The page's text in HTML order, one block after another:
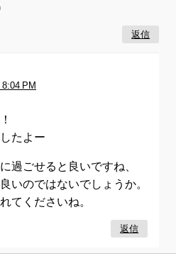
返信
PM
たよー
過ごせると良いですね、
いのではないでしょうか。
てくださいね。
返信